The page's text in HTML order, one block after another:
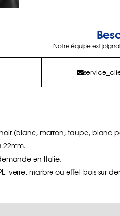
Notre équipe est
(blanc, marron, taupe, blanc
22mm.
en Italie.
verre, marbre ou effet bois sur